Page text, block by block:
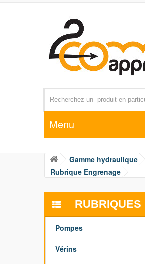
Par exemple +distributeur +CD01
Gamme hydraulique
Rubrique Engrenage
RUBRIQUES
Pompes
Vérins